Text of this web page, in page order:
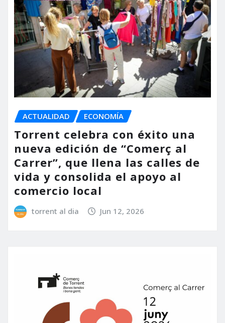
ACTUALIDAD ECONOMÍA
Torrent celebra con éxito una
nueva edición de “Comerç al
Carrer”, que llena las calles de
vida y consolida el apoyo al
comercio local
torrent al dia Jun 12, 2026